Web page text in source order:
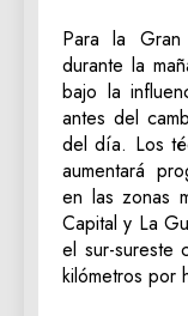
Para la
durante la
bajo la
antes del
del día. Los
aumentará
en las zonas
Capital y La
el sur-sureste
kilómetros por